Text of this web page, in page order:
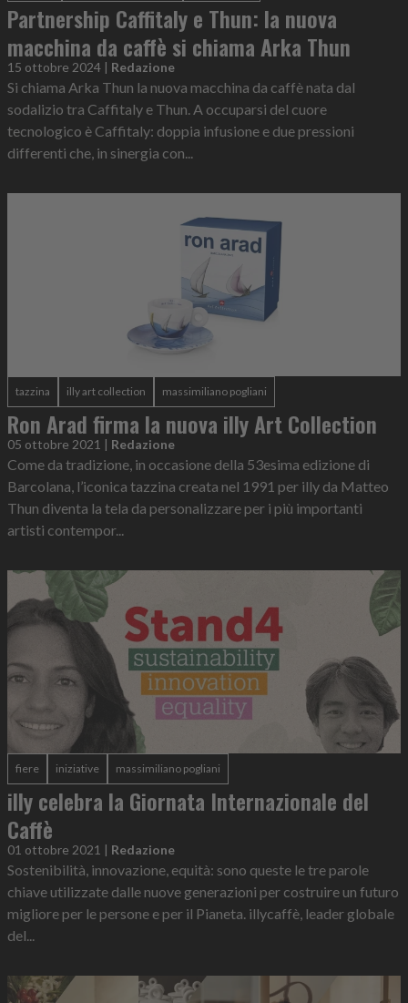
Partnership Caffitaly e Thun: la nuova
macchina da caffè si chiama Arka Thun
15 ottobre 2024 | Redazione
Si chiama Arka Thun la nuova macchina da caffè nata dal
sodalizio tra Caffitaly e Thun. A occuparsi del cuore
tecnologico è Caffitaly: doppia infusione e due pressioni
differenti che, in sinergia con...
tazzina illy art collection massimiliano pogliani
Ron Arad firma la nuova illy Art Collection
05 ottobre 2021 | Redazione
Come da tradizione, in occasione della 53esima edizione di
Barcolana, l’iconica tazzina creata nel 1991 per illy da Matteo
Thun diventa la tela da personalizzare per i più importanti
artisti contempor...
fiere iniziative massimiliano pogliani
illy celebra la Giornata Internazionale del
Caffè
01 ottobre 2021 | Redazione
Sostenibilità, innovazione, equità: sono queste le tre parole
chiave utilizzate dalle nuove generazioni per costruire un futuro
migliore per le persone e per il Pianeta. illycaffè, leader globale
del...